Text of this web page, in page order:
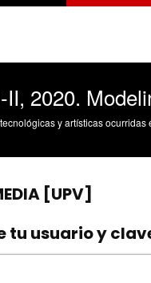
Modeling
ocurridas en los tres